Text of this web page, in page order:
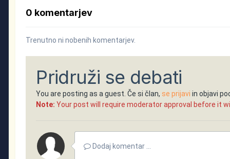
0 komentarjev
Trenutno ni nobenih komentarjev.
Pridruži se debati
You are posting as a guest. Če si član, se prijavi in objavi
Note: Your post will require moderator approval before it
Dodaj komentar ...